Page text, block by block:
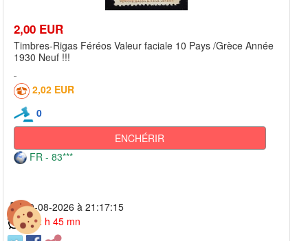
2,00 EUR
Timbres-Rigas Féréos Valeur faciale 10 Pays /Grèce Année
1930 Neuf !!!
2,02 EUR
0
ENCHÉRIR
FR - 83***
10-08-2026 à 21:17:15
3 j 2 h 45 mn